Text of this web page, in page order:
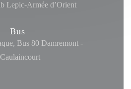
Lepic-Armée d’Orient
Bus
Bus 80 Damremont -
Caulaincourt